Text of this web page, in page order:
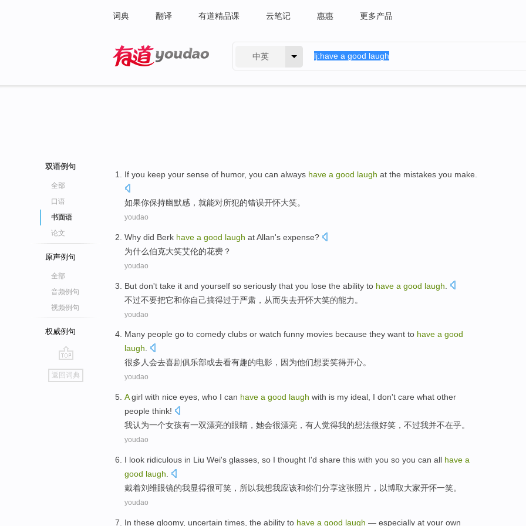
词典 翻译 有道精品课 云笔记 惠惠 更多产品
中英
双语例句
全部
口语
书面语
论文
原声例句
全部
音频例句
视频例句
权威例句
go
top
返回词典
If you keep your sense of humor, you can always have a good laugh at the mistakes you make.
如果你保持幽默感，就能对所犯的错误开怀大笑。
youdao
Why did Berk have a good laugh atAllan's expense?
为什么伯克大笑艾伦的花费 ？
youdao
But don't take it and yourself so seriously that you lose the ability to have a good laugh
不过不要把它和你自己搞得过于严肃， 从而失去开怀大笑的能力 。
youdao
Many people go to comedy clubs or watch funny movies because they want to have a good
laugh.
很多人会去喜剧俱乐部或去看有趣的电影 ， 因为他们想要笑得开心。
youdao
A girl with nice eyes who I can have a good laugh with is my ideal, I don't care what other
people think!
我认为一个女孩有一双漂亮的眼睛 ， 她会很漂亮， 有人觉得我的想法很好笑 ，不过我并不在乎。
youdao
I look ridiculous in Liu Wei's glasses so I thought I'd share this with you so you can all have a
good laugh
戴着刘维眼镜的我显得很可笑 ， 所以我想我应该和你们分享这张照片，以博取大家开怀一笑。
youdao
In these gloomy, uncertain times the ability to have a good laugh — especially at your own